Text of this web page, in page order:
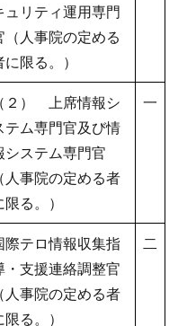
ュリティ運用専門
（人事院の定める
に限る。）
（２） 上席情報シ
テム専門官及び情
システム専門官
（人事院の定める者
限る。）
一
際テロ情報収集指
・支援連絡調整官
（人事院の定める者
限る。）
二